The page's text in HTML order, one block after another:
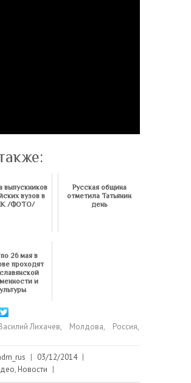
выпускников
вузов в
/ФОТО/
Русская община
отметила Татьянин
день
26 мая в
проходят
и
Лихачев, Молдова, Россия,
| 03/12/2014 |
, Новости |